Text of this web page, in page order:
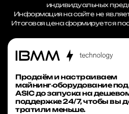
индивидуальных
Информация на сайте не
Итоговая цена формируется
Продаём и настраиваем
майнинг‑оборудование
ASIC до запуска на
поддержке 24/7, чтобы вы
тратили меньше.